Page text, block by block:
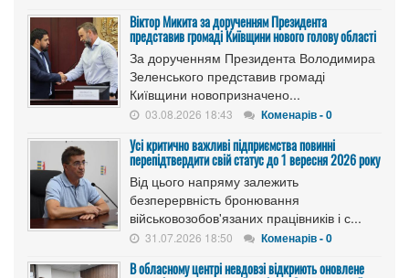
Віктор Микита за дорученням Президента
представив громаді Київщини нового голову області
За дорученням Президента Володимира
Зеленського представив громаді
Київщини новопризначено...
03.08.2026 18:43 Коменарів - 0
Усі критично важливі підприємства повинні
перепідтвердити свій статус до 1 вересня 2026 року
Від цього напряму залежить
безперервність бронювання
військовозобов'язаних працівників і с...
31.07.2026 18:50 Коменарів - 0
В обласному центрі невдовзі відкриють оновлене